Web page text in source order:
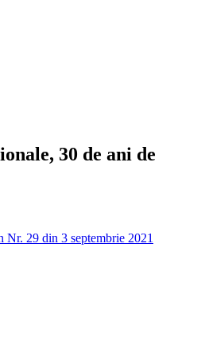
30 de ani de
29 din 3 septembrie 2021